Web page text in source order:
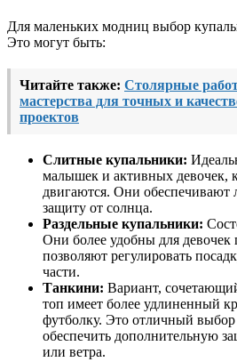
Для маленьких модниц выбор
Это могут быть:
Читайте также: Столярные
мастерства для точных и
проектов
Слитные купальники:
малышек и активных девочек,
двигаются. Они
защиту от солнца.
Раздельные купальники:
Они более удобны для девочек
позволяют регулировать
части.
Танкини: Вариант,
топ имеет более удлиненный
футболку. Это отличный выбор
обеспечить дополнительную
или ветра.